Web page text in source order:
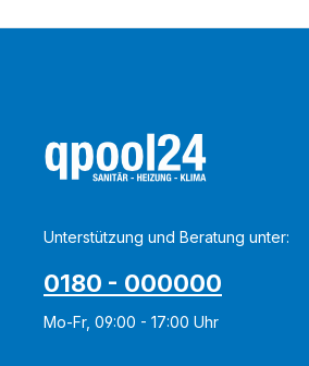
Unterstützung und Beratung unter:
0180 - 000000
Mo-Fr, 09:00 - 17:00 Uhr